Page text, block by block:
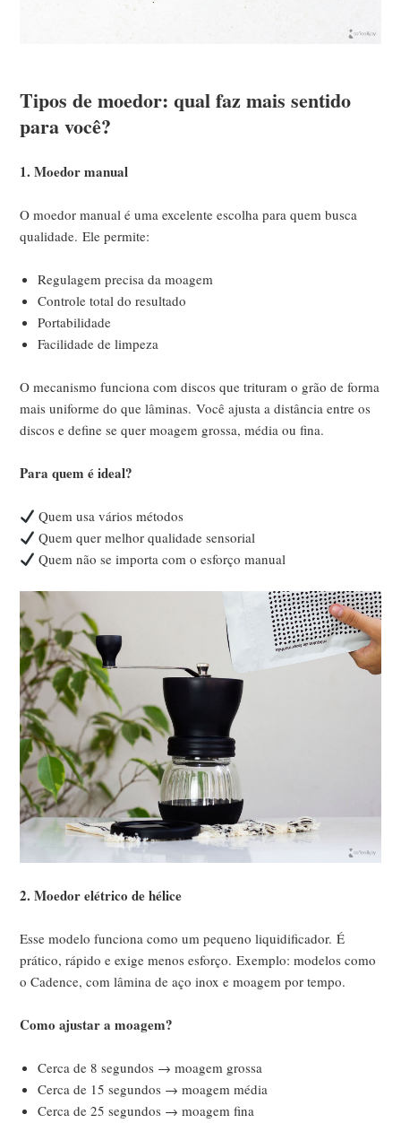
Tipos de moedor: qual faz mais sentido
para você?
1. Moedor manual
O moedor manual é uma excelente escolha para quem busca
qualidade.Ele permite:
Regulagem precisa da moagem
Controle total do resultado
Portabilidade
Facilidade de limpeza
O mecanismo funciona com discos que trituram o grão de forma
mais uniforme do que lâminas.Você ajusta a distância entre os
discos e define se quer moagem grossa, média ou fina.
Para quem é ideal?
Quem usa vários métodos
Quem quer melhor qualidade sensorial
Quem não se importa com o esforço manual
2. Moedor elétrico de hélice
Esse modelo funciona como um pequeno liquidificador.É
prático, rápido e exige menos esforço.Exemplo: modelos como
o Cadence, com lâmina de aço inox e moagem por tempo.
Como ajustar a moagem?
Cerca de 8 segundos → moagem grossa
Cerca de 15 segundos → moagem média
Cerca de 25 segundos → moagem fina